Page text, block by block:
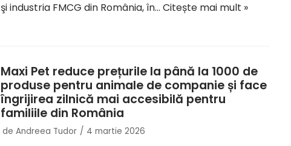
şi industria FMCG din România, în… Citește mai mult »
Maxi Pet reduce prețurile la până la 1000 de
produse pentru animale de companie și face
îngrijirea zilnică mai accesibilă pentru
familiile din România
de Andreea Tudor 4 martie 2026